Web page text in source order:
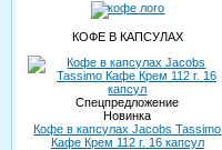
КОФЕ В КАПСУЛАХ
Спецпредложение
Новинка
Кофе в капсулах Jacobs Tassimo
Кафе Крем 112 г. 16 капсул